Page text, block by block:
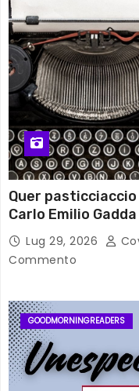
Quer
Carlo Emilio
Lug 29, 2026
Commento
GOODMORNINGREADERS